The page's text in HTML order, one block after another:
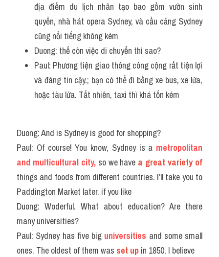
địa điểm du lịch nhân tạo bao gồm vườn sinh
quyển, nhà hát opera Sydney, và cầu cảng Sydney
cũng nổi tiếng không kém
Duong: thế còn việc di chuyển thì sao?
Paul: Phương tiện giao thông công cộng rất tiện lợi
và đáng tin cậy.; bạn có thể đi bằng xe bus, xe lửa,
hoặc tàu lửa. Tất nhiên, taxi thì khá tốn kém
Duong: And is Sydney is good for shopping?
Paul: Of course! You know, Sydney is a metropolitan
and multicultural city, so we have
things and foods from different countries. I'll take you to
Paddington Market later. if you like
Duong: Woderful. What about education? Are there
many universities?
Paul: Sydney has five big universities and some small
ones. The oldest of them was set up in 1850, I believe